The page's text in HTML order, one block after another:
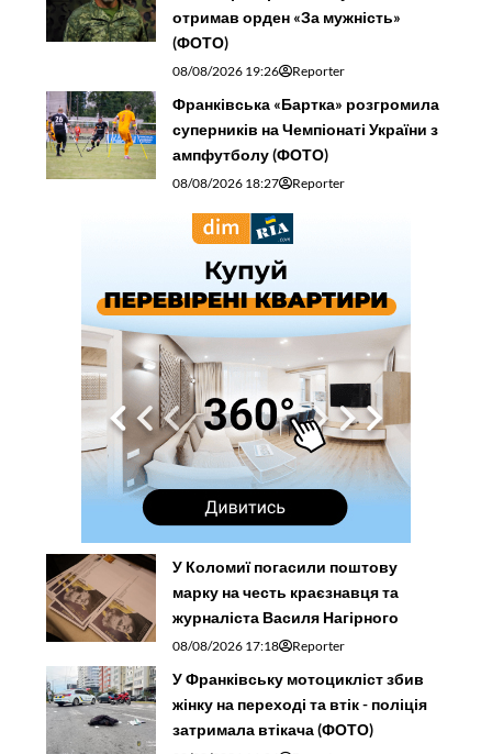
отримав орден «За мужність»
(ФОТО)
08/08/2026 19:26 Reporter
Франківська «Бартка» розгромила
суперників на Чемпіонаті України з
ампфутболу (ФОТО)
08/08/2026 18:27 Reporter
У Коломиї погасили поштову
марку на честь краєзнавця та
журналіста Василя Нагірного
08/08/2026 17:18 Reporter
У Франківську мотоцикліст збив
жінку на переході та втік - поліція
затримала втікача (ФОТО)